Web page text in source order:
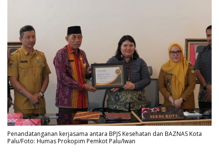
Penandatanganan kerjasama antara BPJS Kesehatan dan BAZNAS Kota
Palu/Foto: Humas Prokopim Pemkot Palu/Iwan